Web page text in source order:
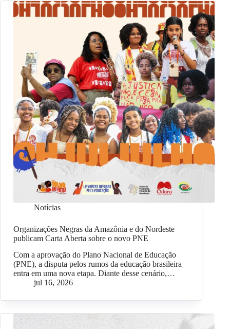
Notícias
Organizações Negras da Amazônia e do Nordeste
publicam Carta Aberta sobre o novo PNE
Com a aprovação do Plano Nacional de Educação
(PNE), a disputa pelos rumos da educação brasileira
entra em uma nova etapa. Diante desse cenário,…
jul 16, 2026